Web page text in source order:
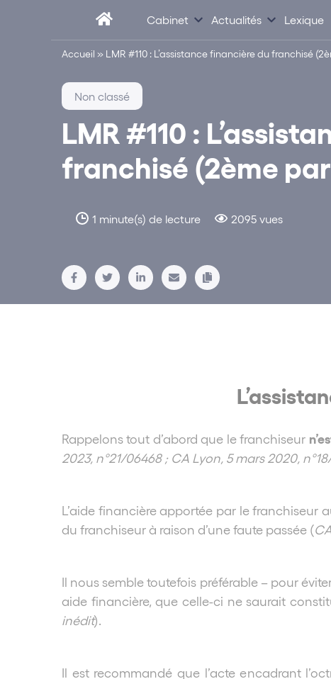
Cabinet Actualités Lexique
Accueil » LMR #110 : L’assistance financière du franchisé
LMR #110 :
franchisé (2ème
1 minute(s) de lecture 2095 vues
Non classé
Rappelons tout d’abord que le franchiseur
2023, n°21/06468 ; CA Lyon, 5 mars 2020,
L’aide financière apportée par le franchiseur
du franchiseur à raison d’une faute passée (
Il nous semble toutefois préférable – pour
aide financière, que celle-ci ne saurait
inédit).
Il est recommandé que l’acte encadrant